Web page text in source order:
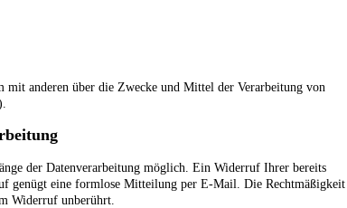
mit anderen über die Zwecke und Mittel der Verarbeitung von
der Datenverarbeitung möglich. Ein Widerruf Ihrer bereits
genügt eine formlose Mitteilung per E-Mail. Die Rechtmäßigkeit
Widerruf unberührt.